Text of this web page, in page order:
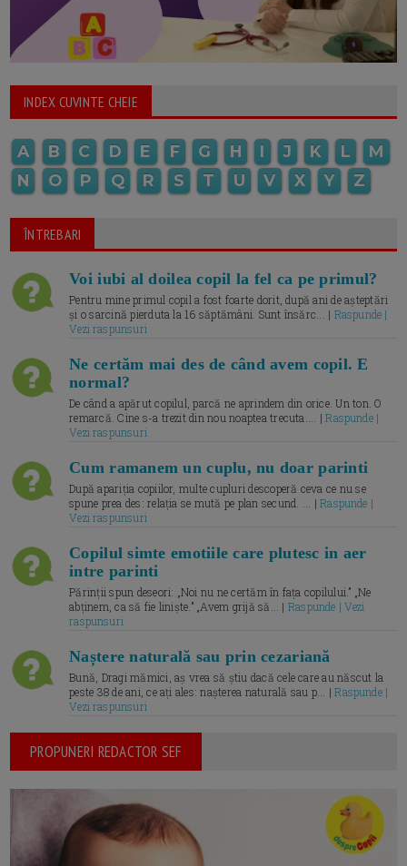
INDEX CUVINTE CHEIE
A B C D E F G H I J K L
M
N
O P Q R S T U V X Y Z
ÎNTREBARI
Voi iubi al doilea copil la fel ca pe primul?
Pentru mine primul copil a fost foarte dorit, după ani de așteptări
și o sarcină pierduta la 16 săptămâni. Sunt însărc... | Raspunde |
Vezi raspunsuri
Ne certăm mai des de când avem copil. E
normal?
De când a apărut copilul, parcă ne aprindem din orice. Un ton. O
remarcă. Cine s-a trezit din nou noaptea trecuta.... |Raspunde |
Vezi raspunsuri
Cum ramanem un cuplu, nu doar parinti
După apariția copiilor, multe cupluri descoperă ceva ce nu se
spune prea des: relația se mută pe plan secund. ... |Raspunde |
Vezi raspunsuri
Copilul simte emotiile care plutesc in aer
intre parinti
Părinții spun deseori: „Noi nu ne certăm în fața copilului.” „Ne
abținem, ca să fie liniște.” „Avem grijă să... | Raspunde | Vezi
raspunsuri
Naștere naturală sau prin cezariană
Bună, Dragi mămici, aș vrea să știu dacă cele care au născut la
peste 38 de ani, ce ați ales: nașterea naturală sau p... |Raspunde |
Vezi raspunsuri
PROPUNERI REDACTOR SEF